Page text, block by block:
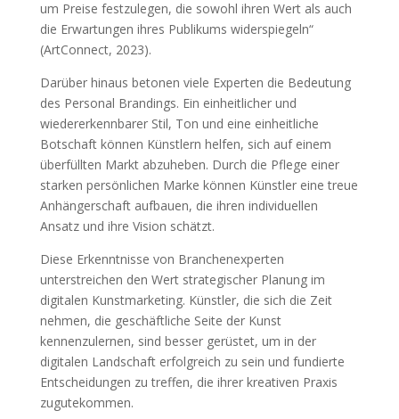
um Preise festzulegen, die sowohl ihren Wert als auch
die Erwartungen ihres Publikums widerspiegeln“
(ArtConnect, 2023).
Darüber hinaus betonen viele Experten die Bedeutung
des Personal Brandings. Ein einheitlicher und
wiedererkennbarer Stil, Ton und eine einheitliche
Botschaft können Künstlern helfen, sich auf einem
überfüllten Markt abzuheben. Durch die Pflege einer
starken persönlichen Marke können Künstler eine treue
Anhängerschaft aufbauen, die ihren individuellen
Ansatz und ihre Vision schätzt.
Diese Erkenntnisse von Branchenexperten
unterstreichen den Wert strategischer Planung im
digitalen Kunstmarketing. Künstler, die sich die Zeit
nehmen, die geschäftliche Seite der Kunst
kennenzulernen, sind besser gerüstet, um in der
digitalen Landschaft erfolgreich zu sein und fundierte
Entscheidungen zu treffen, die ihrer kreativen Praxis
zugutekommen.